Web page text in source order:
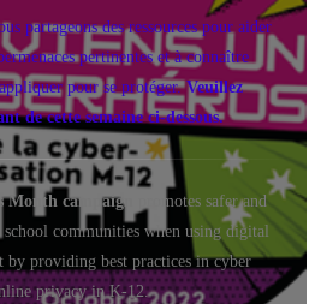
partageons des ressources pour aider
pertinentes et à connaître
pour se protéger.Veuillez
de cette semaine ci-dessous.
Month campaign
promotes safer and
school communities when using digital
by providing best practices in cyber
privacy in K-12.